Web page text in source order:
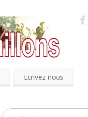
Ecrivez-nous